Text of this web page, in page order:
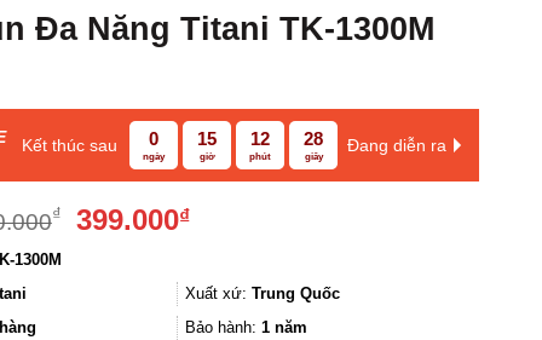
Đa Năng Titani TK-1300M
Kết thúc sau 0
ngày
15
giờ
12
phút
28
giây
Đang diễn ra
₫
Giá
590.000₫.
399.000₫Giá
là:
399.000₫.
1300M
Xuất xứ:Trung Quốc
Bảo hành:1 năm